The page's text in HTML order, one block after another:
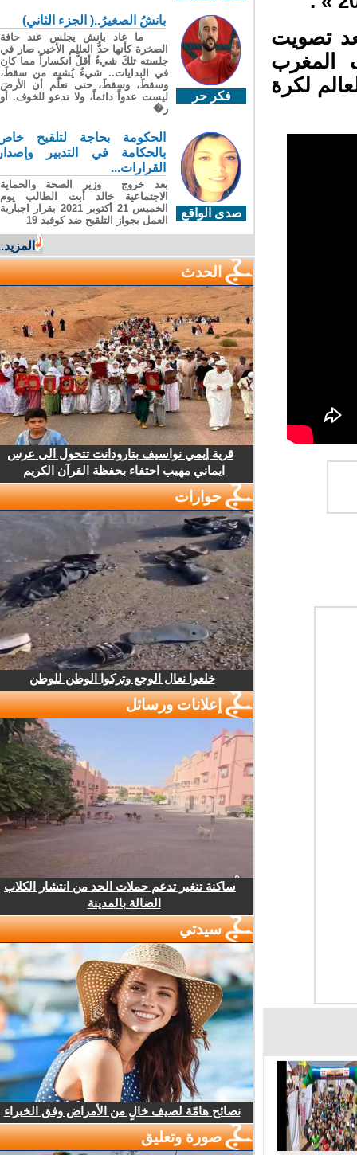
تصويت
المغرب
لكرة
فكر حر
بانشُ الصغيرُ..( الجزء الثاني)
ما عاد بانش يجلس عند حافة
الصخرة كأنها حدُّ العالم الأخير. صار في
جلسته تلكَ شيءٌ أقلُّ انكساراً مما كان
في البدايات.. شيءٌ يُشبِه من سقطَ،
وسقطَ، وسقطَ، حتى تعلّم أن الأرضَ
ليست عدواً دائماً، ولا تدعو للخوف. أو
ر�
صدى الواقع
الحكومة بحاجة لتلقيح خاص
بالحكامة في التدبير وإصدار
القرارات...
بعد خروج وزير الصحة والحماية
الاجتماعية خالد أبت الطالب يوم
الخميس 21 أكتوبر 2021 بقرار اجبارية
العمل بجواز التلقيح ضد كوفيد 19
المزيد...
الحدث
قرية إيمي نواسيف بتارودانت تتحول الى عرس
ايماني مهيب احتفاء بحفظة القرآن الكريم
حوارات
خلعوا نعال الوجع وتركوا الوطن للوطن
إعلانات ورسائل
ساكنة تنغير تدعم حملات الحد من انتشار الكلاب
الضالة بالمدينة
سيدتي
نصائح هامّة لصيف خالٍ من الأمراض وفق الخبراء
صورة وتعليق